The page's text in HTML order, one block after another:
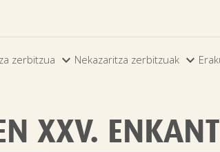
zerbitzua  Nekazaritza zerbitzuak 
XXV.